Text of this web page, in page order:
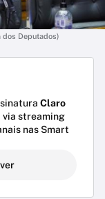
dos Deputados)
Claro
via streaming
nas Smart